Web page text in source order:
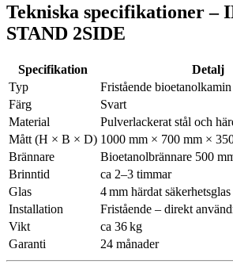
Tekniska specifikationer –
STAND 2SIDE
Specifikation
Detalj
Typ
Fristående bioetanolkamin
Färg
Svart
Material
Pulverlackerat stål och
Mått (H × B × D) 1000 mm × 700 mm ×
Brännare
Bioetanolbrännare 500
Brinntid
ca 2–3 timmar
Glas
4 mm härdat säkerhetsglas
Installation
Fristående – direkt
Vikt
ca 36 kg
Garanti
24 månader